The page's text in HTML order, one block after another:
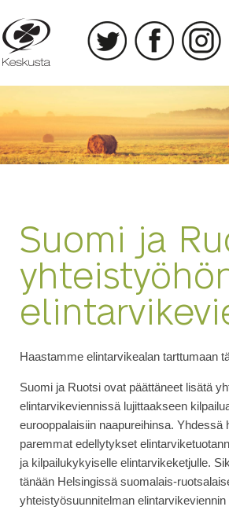
Suomi ja
Haastamme elintarvikealan tarttumaan
Suomi ja Ruotsi ovat päättäneet lisätä
elintarvikeviennissä lujittaakseen
eurooppalaisiin naapureihinsa. Yhdessä
paremmat edellytykset
ja kilpailukykyiselle elintarvikeketjulle.
tänään Helsingissä suomalais-
yhteistyösuunnitelman